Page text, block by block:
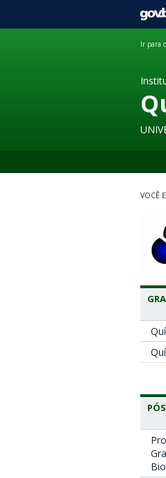
GOVBR
Ir para